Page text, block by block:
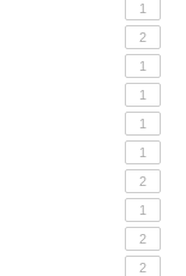
1
2
1
1
1
1
2
1
2
2